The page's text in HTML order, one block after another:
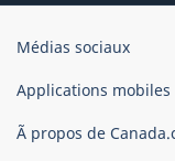
Organisation
gouvernement
Canada
Médias sociaux
Applications mobiles
Ã propos de